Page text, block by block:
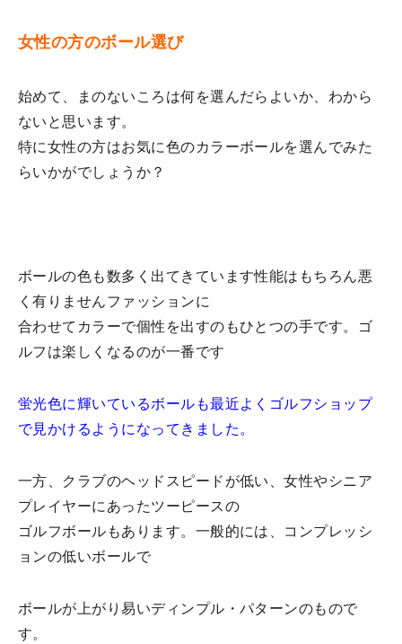
女性の方のボール選び
始めて、まのないころは何を選んだらよいか、わから
ないと思います。
特に女性の方はお気に色のカラーボールを選んでみた
らいかがでしょうか？
ボールの色も数多く出てきています性能はもちろん悪
く有りませんファッションに
合わせてカラーで個性を出すのもひとつの手です。ゴ
ルフは楽しくなるのが一番です
蛍光色に輝いているボールも最近よくゴルフショップ
で見かけるようになってきました。
一方、クラブのヘッドスピードが低い、女性やシニア
プレイヤーにあったツーピースの
ゴルフボールもあります。一般的には、コンプレッシ
ョンの低いボールで
ボールが上がり易いディンプル・パターンのもので
す。